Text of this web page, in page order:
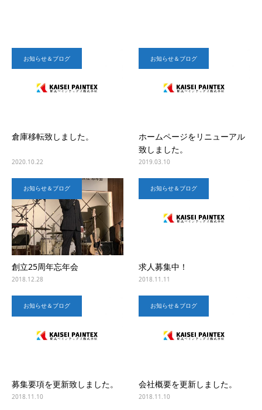
お知らせ＆ブログ
倉庫移転致しました。
2020.10.22
お知らせ＆ブログ
ホームページをリニューアル
致しました。
2019.03.10
お知らせ＆ブログ
創立25周年忘年会
2018.12.28
お知らせ＆ブログ
求人募集中！
2018.11.11
お知らせ＆ブログ
募集要項を更新致しました。
2018.11.10
お知らせ＆ブログ
会社概要を更新しました。
2018.11.10